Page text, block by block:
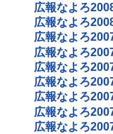
広報なよろ
広報なよろ
広報なよろ
広報なよろ
広報なよろ
広報なよろ
広報なよろ
広報なよろ
広報なよろ